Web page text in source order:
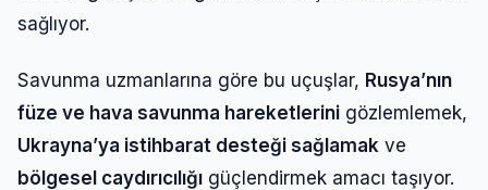
sağlıyor.
Savunma uzmanlarına göre bu uçuşlar, Rusya’nın
füze ve hava savunma hareketlerini gözlemlemek,
Ukrayna’ya istihbarat desteği sağlamak ve
bölgesel caydırıcılığı güçlendirmek amacı taşıyor.